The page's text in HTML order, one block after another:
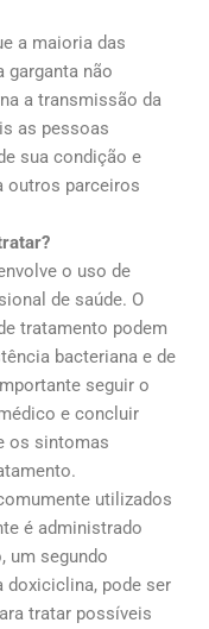
a maioria das
garganta não
a transmissão da
as pessoas
sua condição e
outros parceiros
o uso de
de saúde. O
tratamento podem
bacteriana e de
seguir o
e concluir
os sintomas
utilizados
é administrado
um segundo
pode ser
tratar possíveis